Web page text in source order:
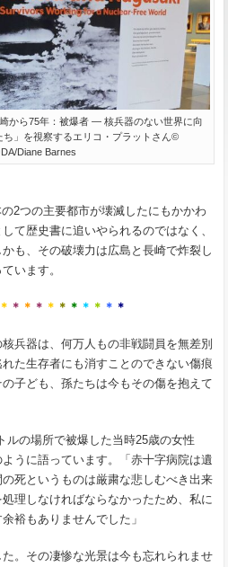
から75年：被爆者 ― 核兵器のない世界に向
」を視察するエリコ・プラットさん©
Diane Barnes
の2つの主要都市が壊滅したにもかかわ
て歴史書に追いやられるのではなく、
も、その破壊力は広島と長崎で炸裂し
います。
＊ ＊ ＊ ＊ ＊ ＊ ＊ ＊ ＊ ＊ ＊
兵器は、何万人もの非戦闘員を無差別
た生存者にも消すことのできない傷痕
子ども、孫たちは今もその傷を抱えて
ルの場所で被爆した当時25歳の女性
うに語っています。「赤十字病院は遺
死というものは厳粛な悲しむべき出来
理しなければならなかったため、私に
裕もありませんでした」
た。その凄惨な光景は今も忘れられませ